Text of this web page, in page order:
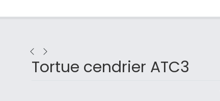
Tortue cendrier ATC3